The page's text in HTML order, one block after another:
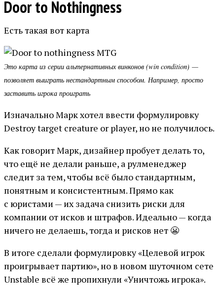
Door to Nothingness
Есть такая вот карта
Это карта из серии альтернативных винконов (win condition) —
позволяет выиграть нестандартным способом. Например, просто
заставить игрока проиграть
Изначально Марк хотел ввести формулировку
Destroy target creature or player, но не получилось.
Как говорит Марк, дизайнер пробует делать то,
что ещё не делали раньше, а рулменеджер
следит за тем, чтобы всё было стандартным,
понятным и консистентным. Прямо как
с юристами — их задача снизить риски для
компании от исков и штрафов. Идеально — когда
ничего не делаешь, тогда и рисков нет 😬
В итоге сделали формулировку «Целевой игрок
проигрывает партию», но в новом шуточном сете
Unstable всё же пропихнули «Уничтожь игрока».